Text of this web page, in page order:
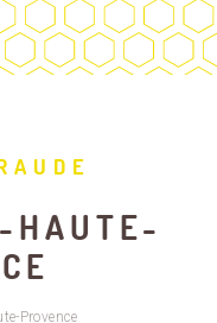
HAUTE-
Provence